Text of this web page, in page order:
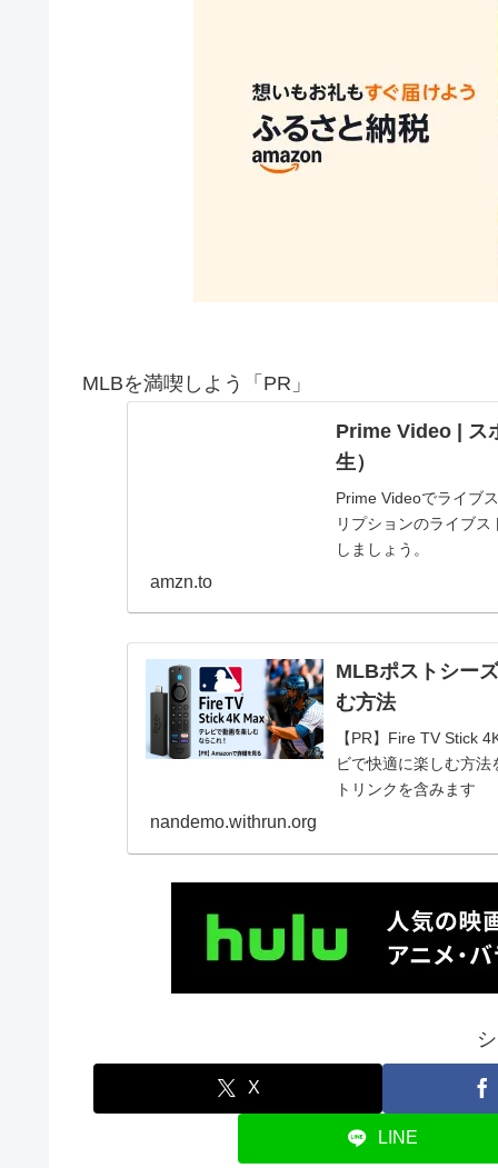
MLBを満喫しよう「PR」
Prime Video | ス
生）
Prime Videoでライブ
リプションのライブ
しましょう。
amzn.to
MLBポストシー
む方法
【PR】Fire TV Stick
ビで快適に楽しむ方
トリンクを含みます
nandemo.withrun.org
X
LINE